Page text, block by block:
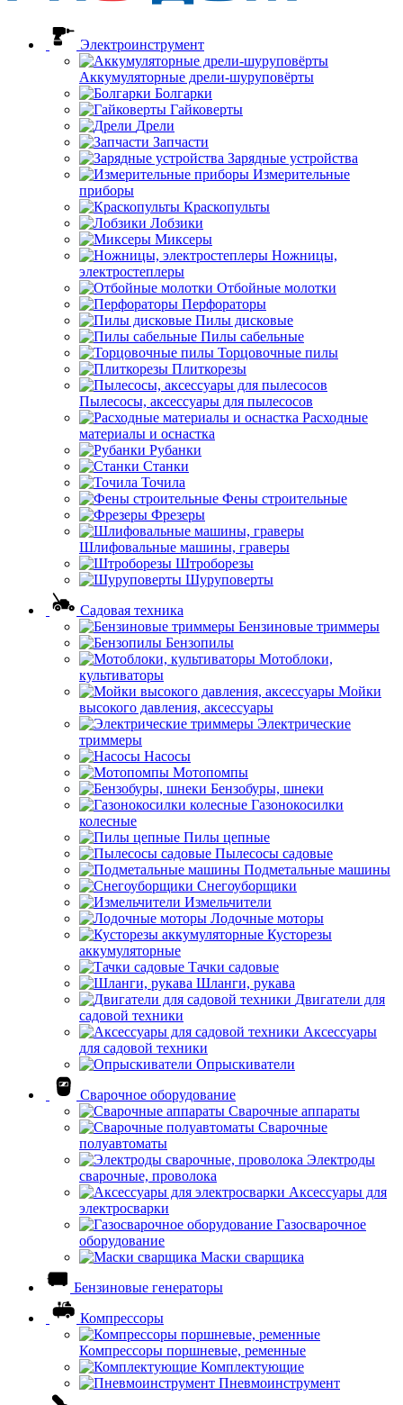
Электроинструмент
Аккумуляторные дрели-шуруповёрты
Болгарки
Гайковерты
Дрели
Запчасти
Зарядные устройства
Измерительные
приборы
Краскопульты
Лобзики
Миксеры
Ножницы,
электростеплеры
Отбойные молотки
Перфораторы
Пилы дисковые
Пилы сабельные
Торцовочные пилы
Плиткорезы
Пылесосы, аксессуары для пылесосов
Расходные
материалы и оснастка
Рубанки
Станки
Точила
Фены строительные
Фрезеры
Шлифовальные машины, граверы
Штроборезы
Шуруповерты
Садовая техника
Бензиновые триммеры
Бензопилы
Мотоблоки,
культиваторы
Мойки
высокого давления, аксессуары
Электрические
триммеры
Насосы
Мотопомпы
Бензобуры, шнеки
Газонокосилки
колесные
Пилы цепные
Пылесосы садовые
Подметальные машины
Снегоуборщики
Измельчители
Лодочные моторы
Кусторезы
аккумуляторные
Тачки садовые
Шланги, рукава
Двигатели для
садовой техники
Аксессуары
для садовой техники
Опрыскиватели
Сварочное оборудование
Сварочные аппараты
Сварочные
полуавтоматы
Электроды
сварочные, проволока
Аксессуары для
электросварки
Газосварочное
оборудование
Маски сварщика
Бензиновые генераторы
Компрессоры
Компрессоры поршневые, ременные
Комплектующие
Пневмоинструмент